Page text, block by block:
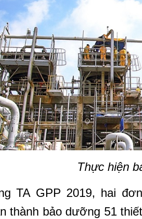
Thực hiện
TA GPP 2019, hai
thành bảo dưỡng 51